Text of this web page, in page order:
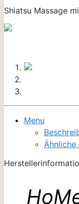
Shiatsu Massage
Menu